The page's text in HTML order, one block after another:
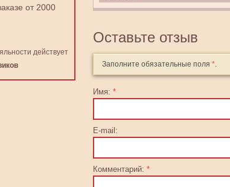
Оставьте отзыв
Заполните обязательные поля *.
Имя: *
E-mail:
Комментарий: *
от 2000
действует